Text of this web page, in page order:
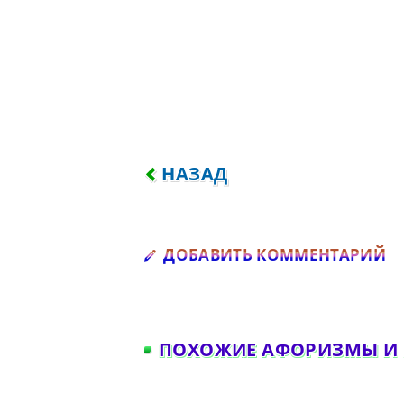
ПРЕДЫДУЩИЙ: Я НАД
НАЗАД
ДОБАВИТЬ КОММЕНТАРИЙ
ПОХОЖИЕ АФОРИЗМЫ И